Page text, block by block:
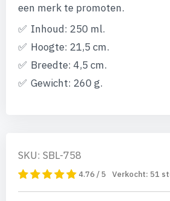
een merk te promoten.
Inhoud: 250 ml.
Hoogte: 21,5 cm.
Breedte: 4,5 cm.
Gewicht: 260 g.
SKU: SBL-758
4.76 / 5 Verkocht: 51